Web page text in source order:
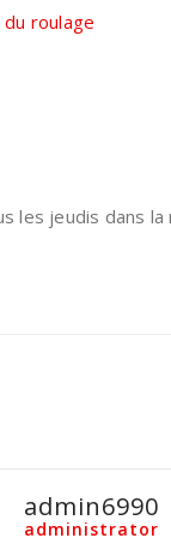
roulage
les jeudis dans
admin6990
administrator